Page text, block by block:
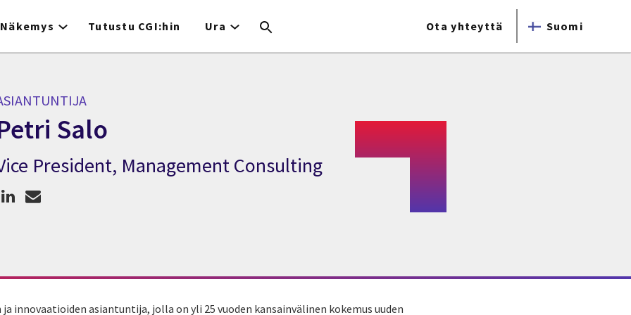
Näkemys Tutustu CGI:hin Ura Ota yhteyttä Suomi
Salo
Petri Salo
President, Management Consulting
innovaatioiden asiantuntija, jolla on yli 25 vuoden kansainvälinen kokemus uuden